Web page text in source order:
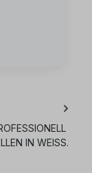
IN WEISS. M